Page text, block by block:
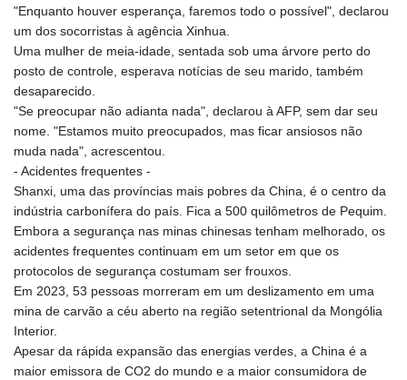
"Enquanto houver esperança, faremos todo o possível", declarou
um dos socorristas à agência Xinhua.
Uma mulher de meia-idade, sentada sob uma árvore perto do
posto de controle, esperava notícias de seu marido, também
desaparecido.
"Se preocupar não adianta nada", declarou à AFP, sem dar seu
nome. "Estamos muito preocupados, mas ficar ansiosos não
muda nada", acrescentou.
- Acidentes frequentes -
Shanxi, uma das províncias mais pobres da China, é o centro da
indústria carbonífera do país. Fica a 500 quilômetros de Pequim.
Embora a segurança nas minas chinesas tenham melhorado, os
acidentes frequentes continuam em um setor em que os
protocolos de segurança costumam ser frouxos.
Em 2023, 53 pessoas morreram em um deslizamento em uma
mina de carvão a céu aberto na região setentrional da Mongólia
Interior.
Apesar da rápida expansão das energias verdes, a China é a
maior emissora de CO2 do mundo e a maior consumidora de